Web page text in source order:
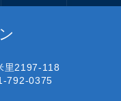
里2197-118
792-0375